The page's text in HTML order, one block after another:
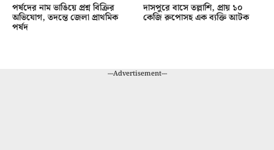
পর্ষদের নাম ভাঙিয়ে প্রশ্ন বিক্রির
অভিযোগ, তদন্তে জেলা প্রাথমিক
পর্ষদ
দাসপুরে বাসে তল্লাশি, প্রায় ১০
কেজি রুপোসহ এক ব্যক্তি আটক
---Advertisement---